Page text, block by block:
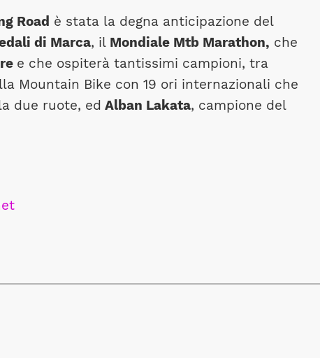
Road è stata la degna anticipazione del
di Marca, il Mondiale Mtb Marathon, che
e che ospiterà tantissimi campioni, tra
Mountain Bike con 19 ori internazionali che
due ruote, ed Alban Lakata, campione del